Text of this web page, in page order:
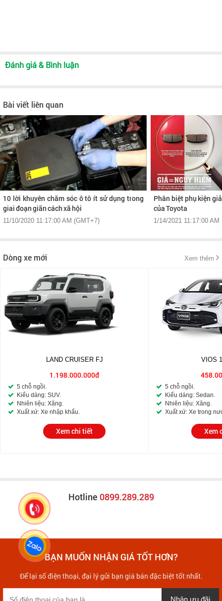
Đánh giá & Bình luận
Bài viết liên quan
10 lời khuyên chăm sóc ô tô ít sử dụng trong
giai đoạn giãn cách xã hội
11/10/2020 11:17:00 AM (GMT+7)
Phân biệt phụ kiện
của Toyota
1/14/2021 11:17:00 AM
Dòng xe mới Xem thêm
LAND CRUISER FJ
1.198.000.000đ
5 chỗ ngồi.
Kiểu dáng: SUV.
Nhiên liệu: Xăng.
Xuất xứ: Xe nhập khẩu.
Xem chi tiết
VIOS
5 chỗ ngồi.
Kiểu dáng: Sedan.
Nhiên liệu: Xăng.
Xuất xứ: Xe trong
Xem
Hotline 0899.289.289
BẠN MUỐN NHẬN GIÁ TỐT HƠN?
Để lại số điện thoại, đại lý gửi bạn giá bán đặc biệt tốt nhất.